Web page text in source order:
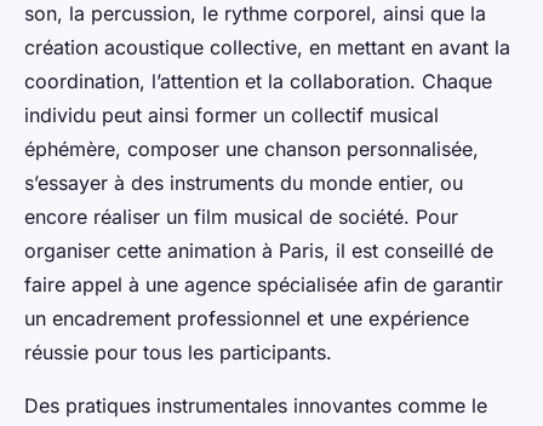
son, la percussion, le rythme corporel, ainsi que la
création acoustique collective, en mettant en avant la
coordination, l’attention et la collaboration. Chaque
individu peut ainsi former un collectif musical
éphémère, composer une chanson personnalisée,
s’essayer à des instruments du monde entier, ou
encore réaliser un film musical de société. Pour
organiser cette animation à Paris, il est conseillé de
faire appel à une agence spécialisée afin de garantir
un encadrement professionnel et une expérience
réussie pour tous les participants.
Des pratiques instrumentales innovantes comme le